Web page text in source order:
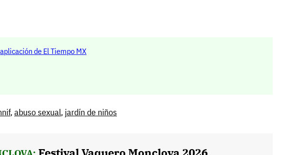
aplicación de El Tiempo MX
,abuso sexual, jardín de niños
Festival Vaquero Monclova 2026